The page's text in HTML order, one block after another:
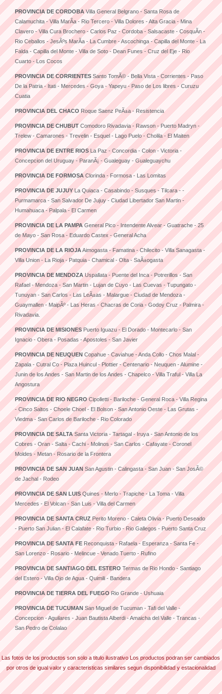
PROVINCIA DE CORDOBA Villa General Belgrano - Santa Rosa de
Calamuchita - Villa MarÃ­a - Rio Tercero - Villa Dolores - Alta Gracia - Mina
Clavero - Villa Cura Brochero - Carlos Paz - Cordoba - Salsacaste - CosquÃ­n -
Rio Ceballos - JesÃºs MarÃ­a - La Cumbre - Ascochinga - Capilla del Monte - La
Falda - Capilla del Monte - Villa de Soto - Dean Funes - Cruz del Eje - Rio
Cuarto - Los Cocos
PROVINCIA DE CORRIENTES Santo TomÃ© - Bella Vista - Corrientes - Paso
De la Patria - Itati - Mercedes - Goya - Yapeyu - Paso de Los libres - Curuzu
Cuatia
PROVINCIA DEL CHACO Roque Saenz PeÃ±a - Resistencia
PROVINCIA DE CHUBUTComodoro Rivadavia - Rawson - Puerto Madryn -
Trelew - Camarones - Trevelin - Esquel - Lago Puelo - Cholila - El Maiten
PROVINCIA DE ENTRE RIOS La Paz - Concordia - Colon - Victoria -
Concepcion del Uruguay - ParanÃ¡ - Gualeguay - Gualeguaychu
PROVINCIA DE FORMOSA Clorinda - Formosa - Las Lomitas
PROVINCIA DE JUJUYLa Quiaca - Casabindo - Susques - Tilcara - -
Purmamarca - San Salvador De Jujuy - Ciudad Libertador San Martin -
Humahuaca - Palpala - El Carmen
PROVINCIA DE LA PAMPAGeneral Pico - Intendente Alvear - Guatrache - 25
de Mayo - San Rosa - Eduardo Castex - General Acha
PROVINCIA DE LA RIOJAAimogasta - Famatina - Chilecito - Villa Sanagasta -
Villa Union - La Rioja - Patquia - Chamical - Olta - SaÃ±ogasta
PROVINCIA DE MENDOZAUspallata - Puente del Inca - Potrerillos - San
Rafael - Mendoza - San Martin - Lujan de Cuyo - Las Cuevas - Tupungato -
Tunuyan - San Carlos - Las LeÃ±as - Malargue - Ciudad de Mendoza -
Guaymallen - MaipÃº - Las Heras - Chacras de Coria - Godoy Cruz - Palmira -
Rivadavia.
PROVINCIA DE MISIONESPuerto Iguazu - El Dorado - Montecarlo - San
Ignacio - Obera - Posadas - Apostoles - San Javier
PROVINCIA DE NEUQUEN Copahue - Caviahue - Anda Collo - Chos Malal -
Zapala - Cutral Co - Plaza Huincul - Plottier - Centenario - Neuquen - Alumine -
Junin de los Andes - San Martin de los Andes - Chapelco - Villa Traful - Villa La
Angostura
PROVINCIA DE RIO NEGROCipolletti - Bariloche - General Roca - Villa Regina
- Cinco Saltos - Choele Choel - El Bolson - San Antonio Oeste - Las Grutas -
Viedma - San Carlos de Bariloche - Rio Colorado
PROVINCIA DE SALTASanta Victoria - Tartagal - Iruya - San Antonio de los
Cobres - Oran - Salta - Cachi - Molinos - San Carlos - Cafayate - Coronel
Moldes - Metan - Rosario de la Frontera
PROVINCIA DE SAN JUAN San Agustin - Calingasta - San Juan - San JosÃ©
de Jachal - Rodeo
PROVINCIA DE SAN LUIS Quines - Merlo - Trapiche - La Toma - Villa
Mercedes - El Volcan - San Luis - Villa del Carmen
PROVINCIA DE SANTA CRUZPerito Moreno - Caleta Olivia - Puerto Deseado
- Puerto San Julian - El Calafate - Rio Turbio - Rio Gallegos - Puerto Santa Cruz
PROVINCIA DE SANTA FE Reconquista - Rafaela - Esperanza - Santa Fe -
San Lorenzo - Rosario - Melincue - Venado Tuerto - Rufino
PROVINCIA DE SANTIAGO DEL ESTERO Termas de Rio Hondo - Santiago
del Estero - Villa Ojo de Agua - Quimili - Bandera
PROVINCIA DE TIERRA DEL FUEGORio Grande - Ushuaia
PROVINCIA DE TUCUMAN San Miguel de Tucuman - Tafi del Valle -
Concepcion - Aguilares - Juan Bautista Alberdi - Amaicha del Valle - Trancas -
San Pedro de Colalao
Las fotos de los productos son solo a titulo ilustrativo Los productos podran ser cambiados
por otros de igual valor y caracteristicas similares segun disponibilidad y estacionalidad